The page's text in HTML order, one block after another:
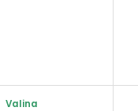
Valina